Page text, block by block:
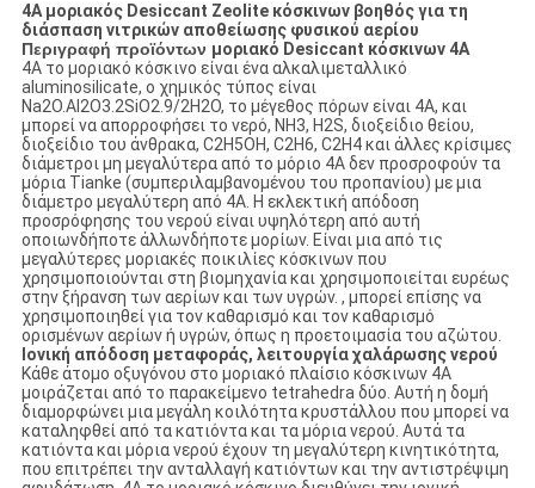
4A μοριακός Desiccant Zeolite κόσκινων βοηθός για τη
διάσπαση νιτρικών αποθείωσης φυσικού αερίου
Περιγραφή προϊόντων μοριακό Desiccant κόσκινων 4A
4A το μοριακό κόσκινο είναι ένα αλκαλιμεταλλικό
aluminosilicate, ο χημικός τύπος είναι
Na2O.AI2O3.2SiO2.9/2H2O, το μέγεθος πόρων είναι 4A, και
μπορεί να απορροφήσει το νερό, NH3, H2S, διοξείδιο θείου,
διοξείδιο του άνθρακα, C2H5OH, C2H6, C2H4 και άλλες κρίσιμες
διάμετροι μη μεγαλύτερα από το μόριο 4A δεν προσροφούν τα
μόρια Tianke (συμπεριλαμβανομένου του προπανίου) με μια
διάμετρο μεγαλύτερη από 4A. Η εκλεκτική απόδοση
προσρόφησης του νερού είναι υψηλότερη από αυτή
οποιωνδήποτε άλλωνδήποτε μορίων. Είναι μια από τις
μεγαλύτερες μοριακές ποικιλίες κόσκινων που
χρησιμοποιούνται στη βιομηχανία και χρησιμοποιείται ευρέως
στην ξήρανση των αερίων και των υγρών. , μπορεί επίσης να
χρησιμοποιηθεί για τον καθαρισμό και τον καθαρισμό
ορισμένων αερίων ή υγρών, όπως η προετοιμασία του αζώτου.
Ιονική απόδοση μεταφοράς, λειτουργία χαλάρωσης νερού
Κάθε άτομο οξυγόνου στο μοριακό πλαίσιο κόσκινων 4A
μοιράζεται από το παρακείμενο tetrahedra δύο. Αυτή η δομή
διαμορφώνει μια μεγάλη κοιλότητα κρυστάλλου που μπορεί να
καταληφθεί από τα κατιόντα και τα μόρια νερού. Αυτά τα
κατιόντα και μόρια νερού έχουν τη μεγαλύτερη κινητικότητα,
που επιτρέπει την ανταλλαγή κατιόντων και την αντιστρέψιμη